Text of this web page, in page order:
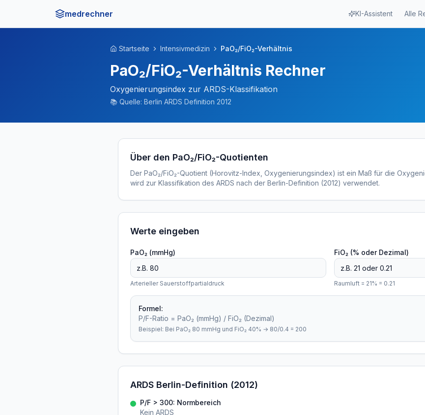
medrechner KI-Assistent Alle
Startseite Intensivmedizin PaO₂/FiO₂-Verhältnis
PaO₂/FiO₂-Verhältnis Rechner
Oxygenierungsindex zur ARDS-Klassifikation
📚 Quelle: Berlin ARDS Definition 2012
Über den PaO₂/FiO₂-Quotienten
Der PaO₂/FiO₂-Quotient (Horovitz-Index, Oxygenierungsindex) ist ein Maß für die
wird zur Klassifikation des ARDS nach der Berlin-Definition (2012) verwendet.
Werte eingeben
PaO₂ (mmHg)
Arterieller Sauerstoffpartialdruck
FiO₂ (% oder Dezimal)
Raumluft = 21% = 0.21
Formel:
P/F-Ratio = PaO₂ (mmHg) / FiO₂ (Dezimal)
Beispiel: Bei PaO₂ 80 mmHg und FiO₂ 40% → 80/0.4 = 200
ARDS Berlin-Definition (2012)
P/F > 300: Normbereich
Kein ARDS